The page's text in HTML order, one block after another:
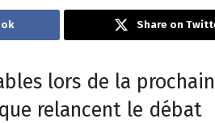
Share on
lors de la
relancent le débat